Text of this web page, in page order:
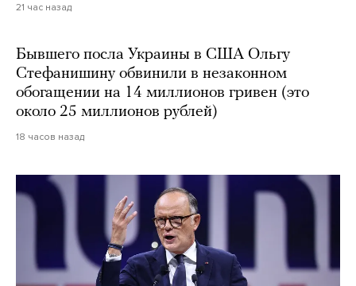
21 час назад
Бывшего посла Украины в США Ольгу
Стефанишину обвинили в незаконном
обогащении на 14 миллионов гривен (это
около 25 миллионов рублей)
18 часов назад